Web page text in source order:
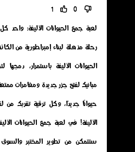
0
1
لعبة جمع الحيوانات الأليفة: واحد
رحلة مذهلة لبناء إمبراطورية من
الحيوانات الأليفة باستمرار،
مبانيك لفتح جزر جديدة ومغامرات
حيوانًا جديدًا، وكل ترقية تقربك من
الأليفة! في لعبة جمع الحيوانات
ستتمكن من تطوير المختبر